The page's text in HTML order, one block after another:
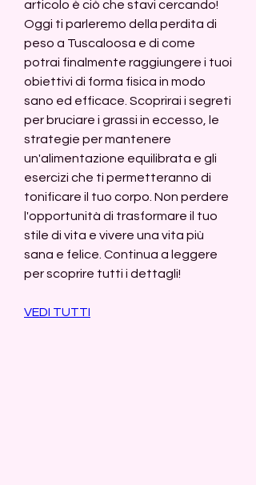
articolo è ciò che stavi cercando!
Oggi ti parleremo della perdita di
peso a Tuscaloosa e di come
potrai finalmente raggiungere i tuoi
obiettivi di forma fisica in modo
sano ed efficace. Scoprirai i segreti
per bruciare i grassi in eccesso, le
strategie per mantenere
un'alimentazione equilibrata e gli
esercizi che ti permetteranno di
tonificare il tuo corpo. Non perdere
l'opportunità di trasformare il tuo
stile di vita e vivere una vita più
sana e felice. Continua a leggere
per scoprire tutti i dettagli!
VEDI TUTTI